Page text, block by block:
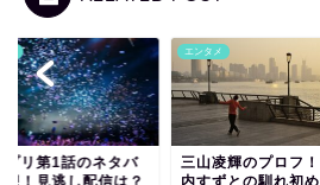
プリ第1話のネタバ
エンタメ
三山凌輝のプロフ